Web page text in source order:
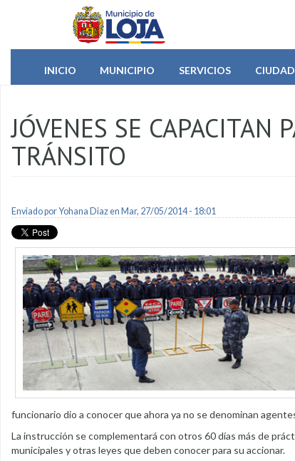
Pasar al contenido principal
INICIO
MUNICIPIO SERVICIOS CIUDAD
JÓVENES SE CAPACITAN
TRÁNSITO
Enviado porYohana Diazen Mar, 27/05/2014 - 18:01
funcionario dio a conocer que ahora ya no se denominan
La instrucción se complementará con otros 60 días más de
municipales y otras leyes que deben conocer para su accionar.